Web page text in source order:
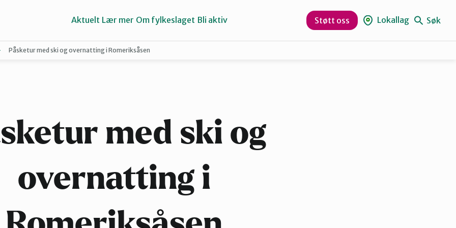
Groruddalen
Aktuelt Lær mer Om fylkeslaget Bli aktiv Støtt oss Lokallag Søk
Påsketur med ski og overnatting i Romeriksåsen
med ski og
overnatting i